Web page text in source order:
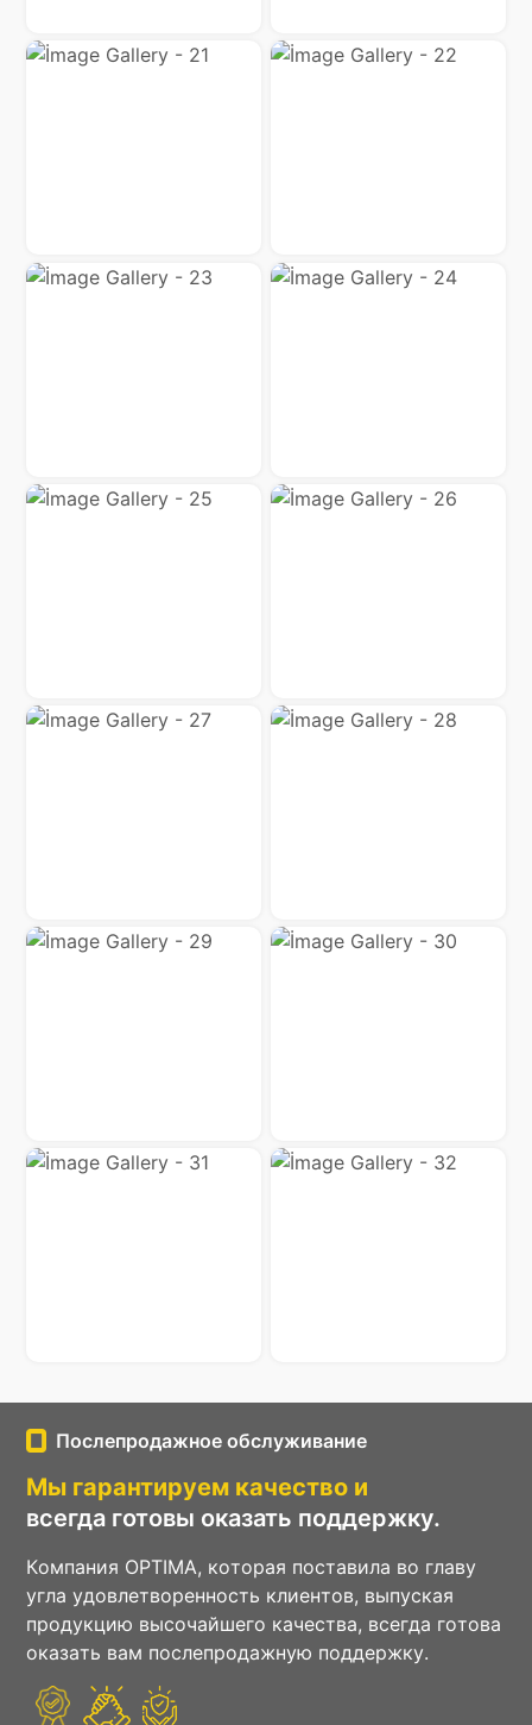
Послепродажное обслуживание
Мы гарантируем качество и
всегда готовы оказать поддержку.
Компания OPTIMA, которая поставила во главу
угла удовлетворенность клиентов, выпуская
продукцию высочайшего качества, всегда готова
оказать вам послепродажную поддержку.